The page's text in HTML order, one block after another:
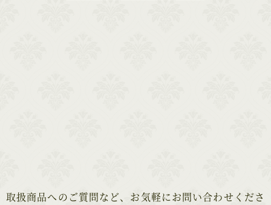
取扱商品へのご質問など、お気軽にお問い合わせくださ